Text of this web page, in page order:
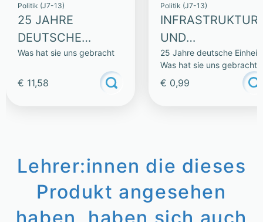
Politik (J7-13)
25 JAHRE
DEUTSCHE
EINHEIT
Was hat sie uns gebracht
€ 11,58
Politik (J7-13)
INFRASTRUKTUR
UND
ABWANDERUNG
25 Jahre deutsche Einheit
Was hat sie uns gebracht
€ 0,99
Lehrer:innen die dieses
Produkt angesehen